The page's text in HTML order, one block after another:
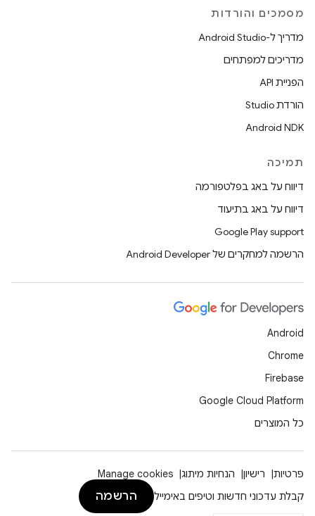
מסמכים והורדות
מדריך ל-Android Studio
מדריכים למפתחים
הפניית API
הורדת Studio
Android NDK
תמיכה
דיווח על באג בפלטפורמה
דיווח על באג בתיעוד
Google Play support
הרשמה למחקרים של Android Developer
Android
Chrome
Firebase
Google Cloud Platform
כל המוצרים
פרטיות רישיון הנחיות מיתוג
Manage cookies
קבלת עדכוני חדשות וטיפים באימייל
הרשמה